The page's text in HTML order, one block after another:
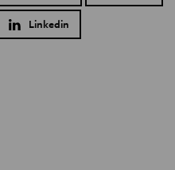
Linkedin